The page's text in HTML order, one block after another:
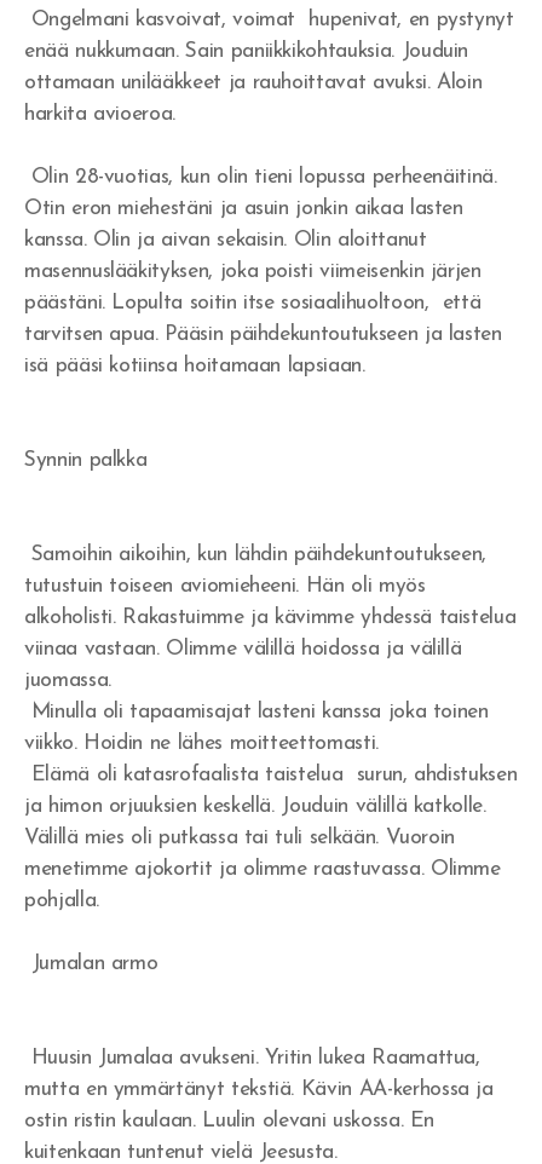
Ongelmani kasvoivat, voimat hupenivat, en pystynyt
enää nukkumaan. Sain paniikkikohtauksia. Jouduin
ottamaan unilääkkeet ja rauhoittavat avuksi. Aloin
harkita avioeroa.
Olin 28-vuotias, kun olin tieni lopussa perheenäitinä.
Otin eron miehestäni ja asuin jonkin aikaa lasten
kanssa. Olin ja aivan sekaisin. Olin aloittanut
masennuslääkityksen, joka poisti viimeisenkin järjen
päästäni. Lopulta soitin itse sosiaalihuoltoon, että
tarvitsen apua. Pääsin päihdekuntoutukseen ja lasten
isä pääsi kotiinsa hoitamaan lapsiaan.
Synnin palkka
Samoihin aikoihin, kun lähdin päihdekuntoutukseen,
tutustuin toiseen aviomieheeni. Hän oli myös
alkoholisti. Rakastuimme ja kävimme yhdessä taistelua
viinaa vastaan. Olimme välillä hoidossa ja välillä
juomassa.
Minulla oli tapaamisajat lasteni kanssa joka toinen
viikko. Hoidin ne lähes moitteettomasti.
Elämä oli katasrofaalista taistelua surun, ahdistuksen
ja himon orjuuksien keskellä. Jouduin välillä katkolle.
Välillä mies oli putkassa tai tuli selkään. Vuoroin
menetimme ajokortit ja olimme raastuvassa. Olimme
pohjalla.
Jumalan armo
Huusin Jumalaa avukseni. Yritin lukea Raamattua,
mutta en ymmärtänyt tekstiä. Kävin AA-kerhossa ja
ostin ristin kaulaan. Luulin olevani uskossa. En
kuitenkaan tuntenut vielä Jeesusta.
Tuomittu - Arvostettu
Ilmestysmaja
Rakkaudentunnustus
Rakkauslaulu